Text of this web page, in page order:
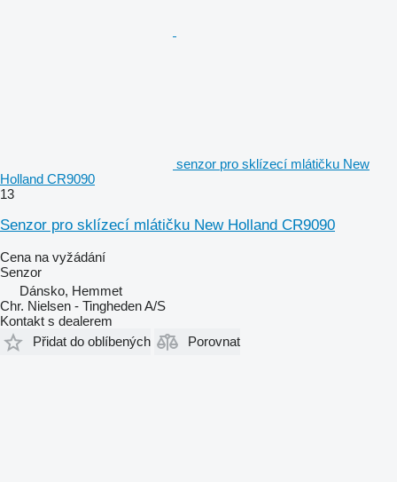
senzor pro sklízecí mlátičku New
Holland CR9090
13
Senzor pro sklízecí mlátičku New Holland CR9090
Cena na vyžádání
Senzor
Dánsko, Hemmet
Chr. Nielsen - Tingheden A/S
Kontakt s dealerem
Přidat do oblíbených
Porovnat